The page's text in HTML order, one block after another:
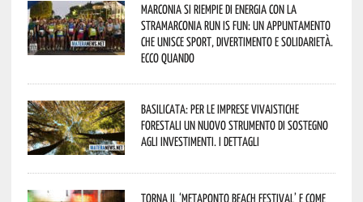
Marconia si riempie di energia con la
StraMarconia Run is Fun: un appuntamento
che unisce sport, divertimento e solidarietà.
Ecco quando
Basilicata: per le imprese vivaistiche
forestali un nuovo strumento di sostegno
agli investimenti. I dettagli
Torna il ‘Metaponto beach festival’ e come